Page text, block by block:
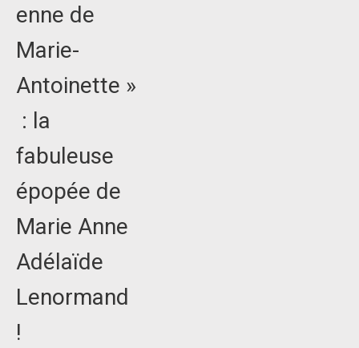
enne de
Marie-
Antoinette »
: la
fabuleuse
épopée de
Marie Anne
Adélaïde
Lenormand
!